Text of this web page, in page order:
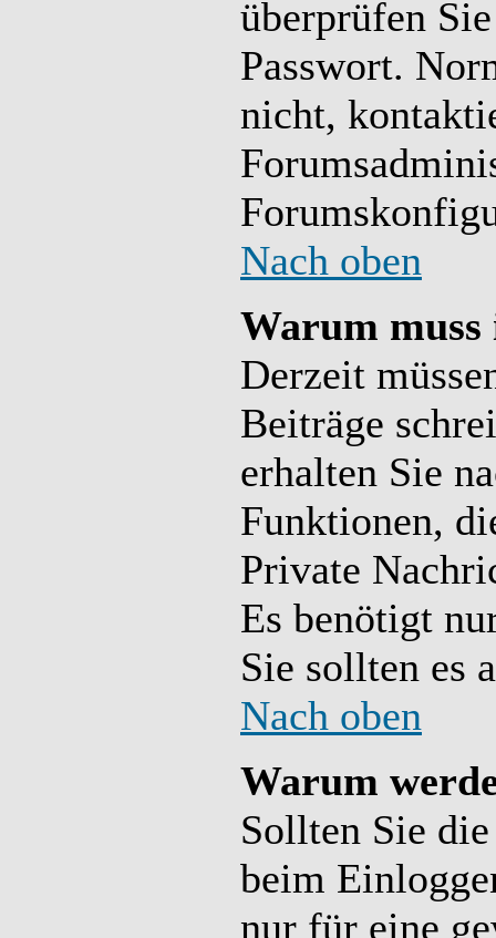
überprüfen
Passwort.
nicht,
Nach oben
Warum
Derzeit
Beiträge
erhalten Sie
Funktionen,
Private
Es benötigt
Sie sollten es
Nach oben
Warum
Sollten Sie
beim
nur für eine